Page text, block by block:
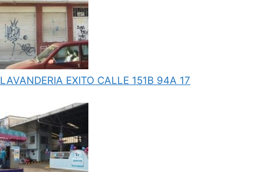
LAVANDERIA EXITO CALLE 151B 94A 17